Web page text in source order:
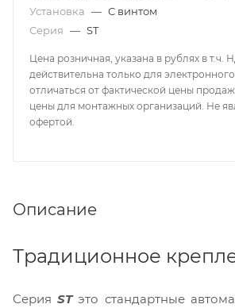
Установка — С винтом
Серия — ST
Цена розничная, указана в рублях в т.ч.
действительна только для
отличаться от фактической цены
цены для монтажных организаций. Не
офертой.
Описание
Традиционное
Серия ST это стандартные